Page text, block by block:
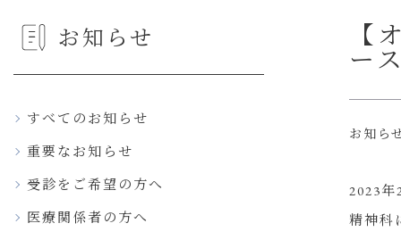
お知らせ
すべてのお知らせ
重要なお知らせ
受診をご希望の方へ
医療関係者の方へ
【
ー
お知ら
2023
精神科